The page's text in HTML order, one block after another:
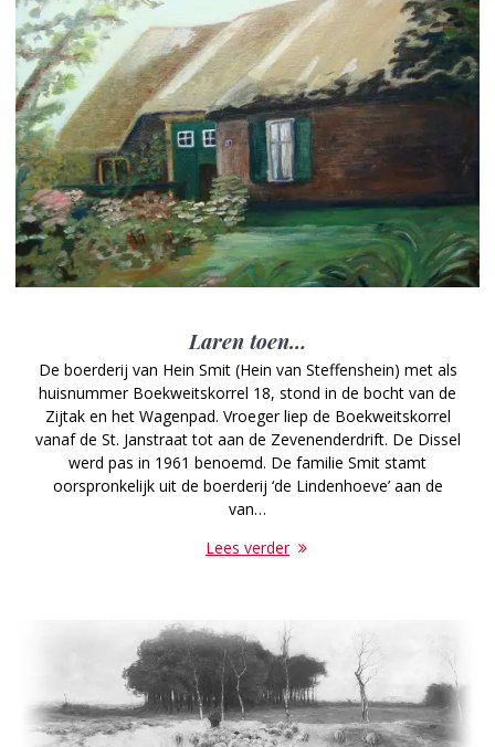
Laren toen…
De boerderij van Hein Smit (Hein van Steffenshein) met als
huisnummer Boekweitskorrel 18, stond in de bocht van de
Zijtak en het Wagenpad. Vroeger liep de Boekweitskorrel
vanaf de St. Janstraat tot aan de Zevenenderdrift. De Dissel
werd pas in 1961 benoemd. De familie Smit stamt
oorspronkelijk uit de boerderij ‘de Lindenhoeve’ aan de
van…
Lees verder